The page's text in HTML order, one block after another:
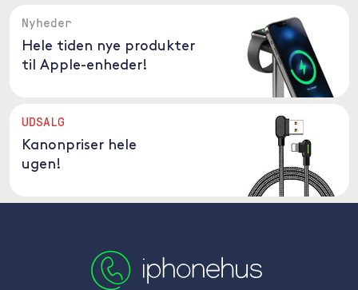
Nyheder
Hele tiden nye produkter
til Apple-enheder!
UDSALG
Kanonpriser hele
ugen!